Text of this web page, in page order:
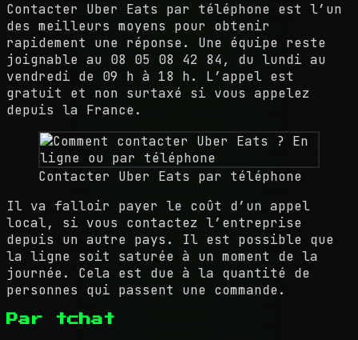
Contacter Uber Eats par téléphone est l’un
des meilleurs moyens pour obtenir
rapidement une réponse. Une équipe reste
joignable au 08 05 08 42 84, du lundi au
vendredi de 09 h à 18 h. L’appel est
gratuit et non surtaxé si vous appelez
depuis la France.
Contacter Uber Eats par téléphone
Il va falloir payer le coût d’un appel
local, si vous contactez l’entreprise
depuis un autre pays. Il est possible que
la ligne soit saturée à un moment de la
journée. Cela est due à la quantité de
personnes qui passent une commande.
Par tchat